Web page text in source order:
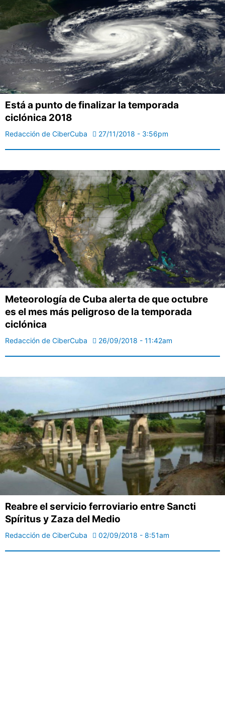
Está a punto de finalizar la temporada
ciclónica 2018
Redacción de CiberCuba 27/11/2018 - 3:56pm
Meteorología de Cuba alerta de que octubre
es el mes más peligroso de la temporada
ciclónica
Redacción de CiberCuba 26/09/2018 - 11:42am
Reabre el servicio ferroviario entre Sancti
Spíritus y Zaza del Medio
Redacción de CiberCuba 02/09/2018 - 8:51am